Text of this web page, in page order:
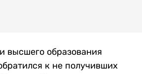
высшего образования
к не получивших